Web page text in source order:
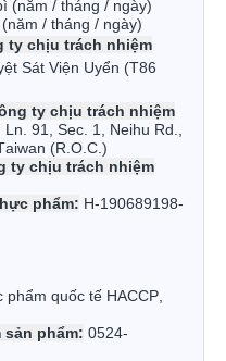
(năm / tháng / ngày)
/ tháng / ngày)
ty chịu trách nhiệm
Sát Viện Uyển (T86
ty chịu trách nhiệm
91, Sec. 1, Neihu Rd.,
(R.O.C.)
ty chịu trách nhiệm
phẩm: H-190689198-
quốc tế HACCP,
sản phẩm: 0524-